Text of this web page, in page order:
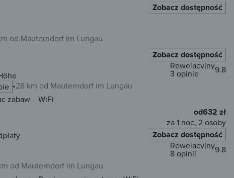
Zobacz dostępność
od Mauterndorf im Lungau
Zobacz dostępność
28 km od Mauterndorf im Lungau
9.8
Rewelacyjny
3 opinie
zabaw
WiFi
od632 zł
za 1 noc, 2 osoby
Zobacz dostępność
od Mauterndorf im Lungau
9.8
Rewelacyjny
8 opinii